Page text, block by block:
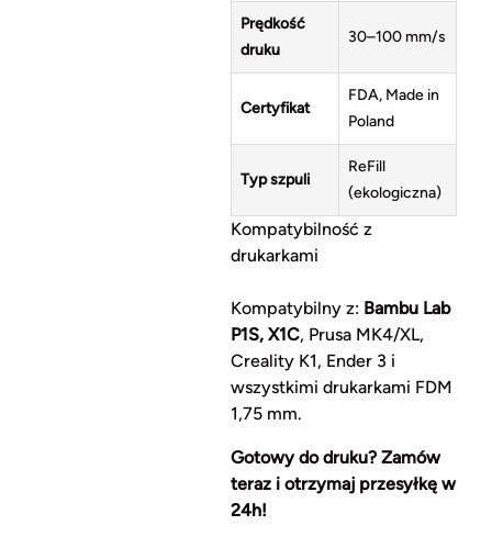
Prędkość
druku
30–100 mm/s
Certyfikat
FDA, Made in
Poland
Typ szpuli
ReFill
(ekologiczna)
Kompatybilność z
drukarkami
Kompatybilny z: Bambu Lab
P1S, X1C, Prusa MK4/XL,
Creality K1, Ender 3 i
wszystkimi drukarkami FDM
1,75 mm.
Gotowy do druku? Zamów
teraz i otrzymaj przesyłkę w
24h!